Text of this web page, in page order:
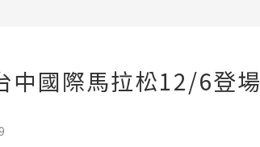
中國際馬拉松12/6登場